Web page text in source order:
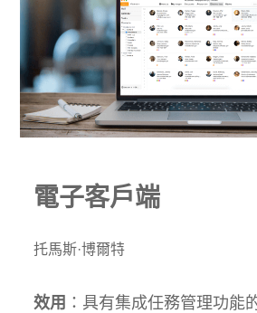
電子客戶端
托馬斯·博爾特
效用 ：具有集成任務管理功能